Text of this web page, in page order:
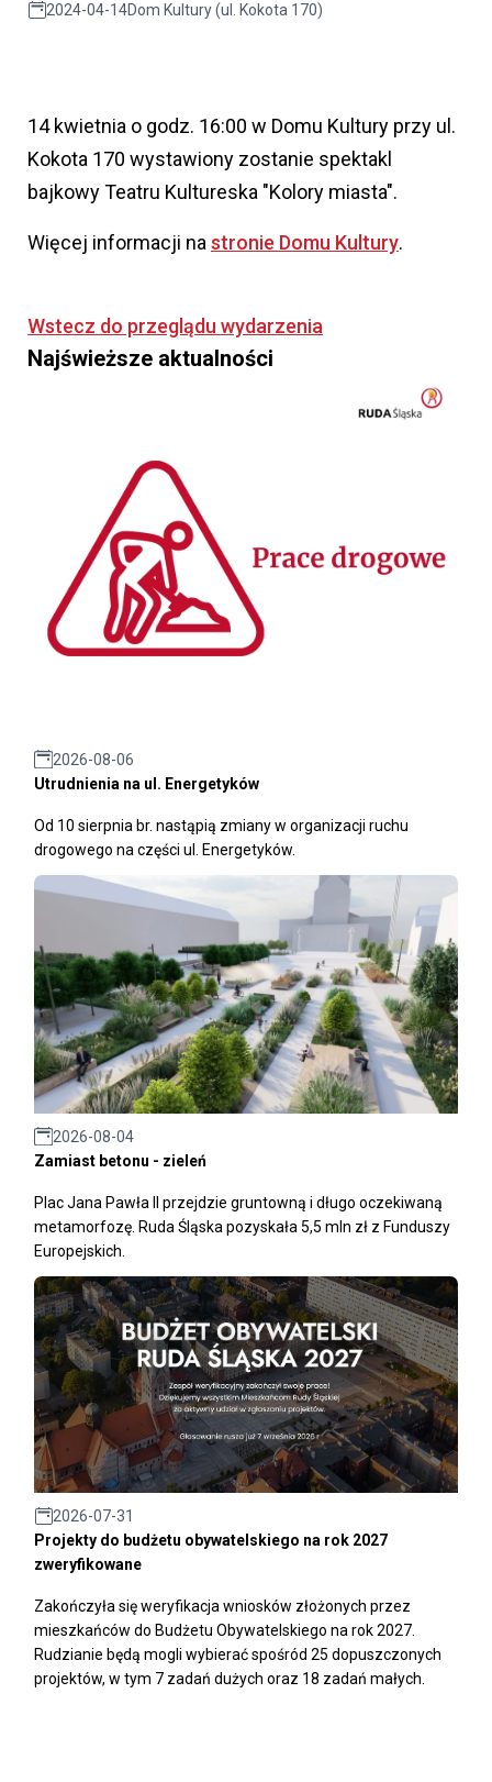
2024-04-14Dom Kultury (ul. Kokota 170)
14 kwietnia o godz. 16:00 w Domu Kultury przy ul.
Kokota 170 wystawiony zostanie spektakl
bajkowy Teatru Kultureska "Kolory miasta".
Więcej informacji na stronie Domu Kultury.
Wstecz do przeglądu wydarzenia
Najświeższe aktualności
2026-08-06
Utrudnienia na ul. Energetyków
Od 10 sierpnia br. nastąpią zmiany w organizacji ruchu
drogowego na części ul. Energetyków.
2026-08-04
Zamiast betonu - zieleń
Plac Jana Pawła II przejdzie gruntowną i długo oczekiwaną
metamorfozę. Ruda Śląska pozyskała 5,5 mln zł z Funduszy
Europejskich.
2026-07-31
Projekty do budżetu obywatelskiego na rok 2027
zweryfikowane
Zakończyła się weryfikacja wniosków złożonych przez
mieszkańców do Budżetu Obywatelskiego na rok 2027.
Rudzianie będą mogli wybierać spośród 25 dopuszczonych
projektów, w tym 7 zadań dużych oraz 18 zadań małych.